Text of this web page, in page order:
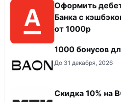
Оформить
Банка с
от 1000р
1000 бонусов
До 31 декабря, 2026
Скидка 10% на